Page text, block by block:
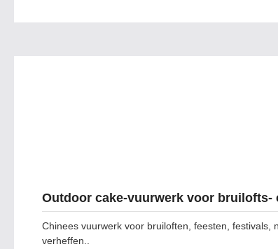
Outdoor cake-vuurwerk voor bruilofts-
Chinees vuurwerk voor bruiloften, feesten,
verheffen..